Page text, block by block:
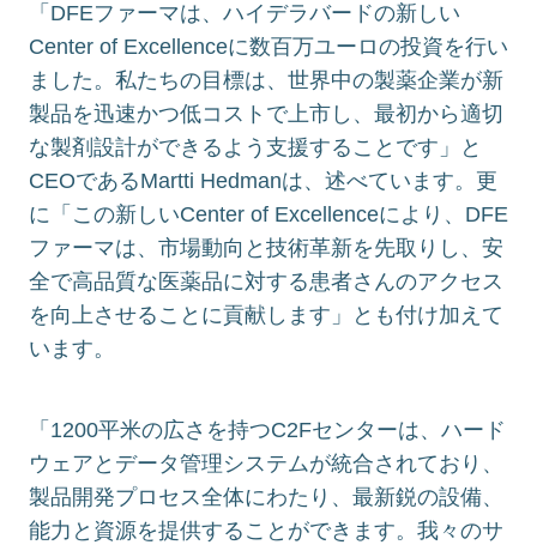
「DFEファーマは、ハイデラバードの新しい
Center of Excellenceに数百万ユーロの投資を行い
ました。私たちの目標は、世界中の製薬企業が新
製品を迅速かつ低コストで上市し、最初から適切
な製剤設計ができるよう支援することです」と
CEOであるMartti Hedmanは、述べています。更
に「この新しいCenter of Excellenceにより、DFE
ファーマは、市場動向と技術革新を先取りし、安
全で高品質な医薬品に対する患者さんのアクセス
を向上させることに貢献します」とも付け加えて
います。
「1200平米の広さを持つC2Fセンターは、ハード
ウェアとデータ管理システムが統合されており、
製品開発プロセス全体にわたり、最新鋭の設備、
能力と資源を提供することができます。我々のサ